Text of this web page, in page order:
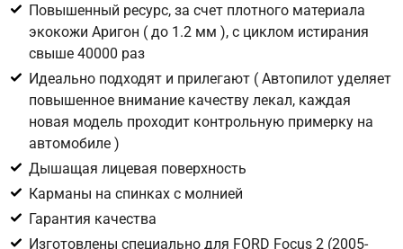
Соглашение об обработке персональных данных
Для подтверждения своего согласия на обработку ваших
персональных данных в целях исполнения запроса введите
в поле ниже цифру
Цифра с картинки
Повышенный ресурс, за счет плотного материала
экокожи Аригон ( до 1.2 мм ), с циклом истирания
свыше 40000 раз
Идеально подходят и прилегают ( Автопилот уделяет
повышенное внимание качеству лекал, каждая
новая модель проходит контрольную примерку на
автомобиле )
Дышащая лицевая поверхность
Карманы на спинках с молнией
Гарантия качества
Изготовлены специально для FORD Focus 2 (2005-